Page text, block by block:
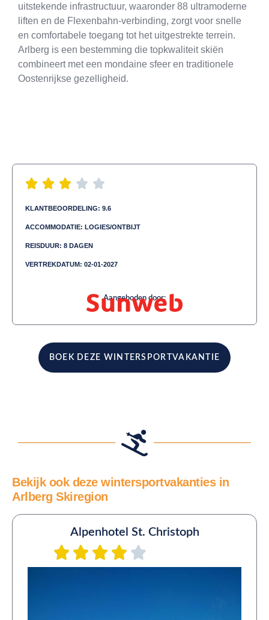
uitstekende infrastructuur, waaronder 88 ultramoderne
liften en de Flexenbahn-verbinding, zorgt voor snelle
en comfortabele toegang tot het uitgestrekte terrein.
Arlberg is een bestemming die topkwaliteit skiën
combineert met een mondaine sfeer en traditionele
Oostenrijkse gezelligheid.
KLANTBEOORDELING: 9.6
ACCOMMODATIE: LOGIES/ONTBIJT
REISDUUR: 8 DAGEN
VERTREKDATUM: 02-01-2027
Aangeboden door:
BOEK DEZE WINTERSPORTVAKANTIE
Bekijk ook deze wintersportvakanties in
Arlberg Skiregion
Alpenhotel St. Christoph